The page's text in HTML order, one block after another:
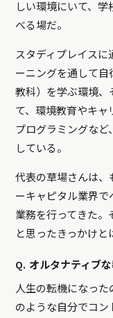
しい環境にいて、学
べる場だ。
スタディプレイスに
ーニングを通して
教科）を学ぶ環境、
て、環境教育やキャ
プログラミングな
している。
代表の草場さんは、
ーキャピタル業界
業務を行ってきた。
と思ったきっかけと
Q. オルタナティブ
人生の転機になった
のような自分でコ